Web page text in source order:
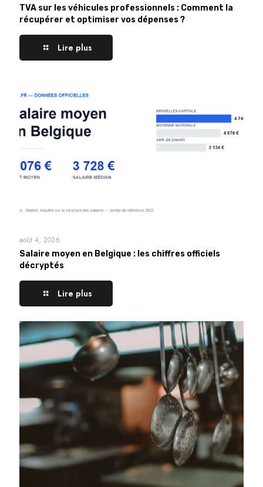
TVA sur les véhicules professionnels : Comment la
récupérer et optimiser vos dépenses ?
Lire plus
août 4, 2026
Salaire moyen en Belgique : les chiffres officiels
décryptés
Lire plus